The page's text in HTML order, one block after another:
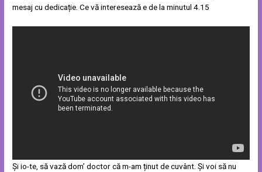
mesaj cu dedicație. Ce vă interesează e de la minutul 4.15
Și io-te, să vază dom’ doctor că m-am ținut de cuvânt. Și voi să nu